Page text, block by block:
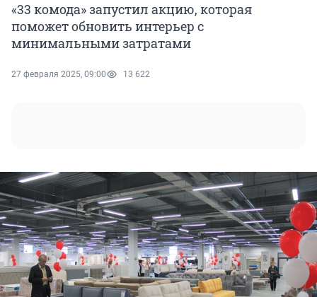
«33 комода» запустил акцию, которая
поможет обновить интерьер с
минимальными затратами
27 февраля 2025, 09:00 13 622